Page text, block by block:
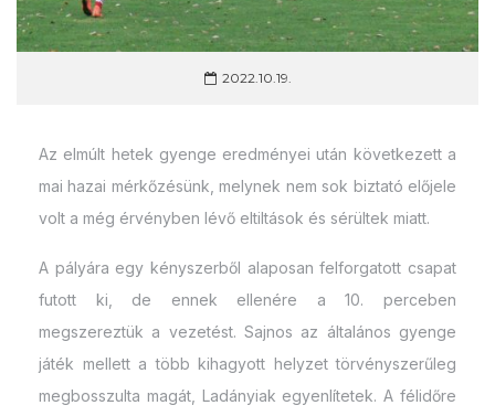
2022.10.19.
Az elmúlt hetek gyenge eredményei után következett a
mai hazai mérkőzésünk, melynek nem sok biztató előjele
volt a még érvényben lévő eltiltások és sérültek miatt.
A pályára egy kényszerből alaposan felforgatott csapat
futott ki, de ennek ellenére a 10. perceben
megszereztük a vezetést. Sajnos az általános gyenge
játék mellett a több kihagyott helyzet törvényszerűleg
megbosszulta magát, Ladányiak egyenlítetek. A félidőre